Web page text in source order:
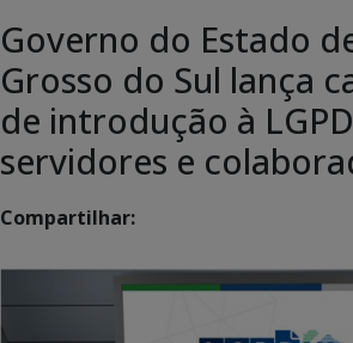
Governo do Estado
Grosso do Sul lança
de introdução à
servidores e
Compartilhar: